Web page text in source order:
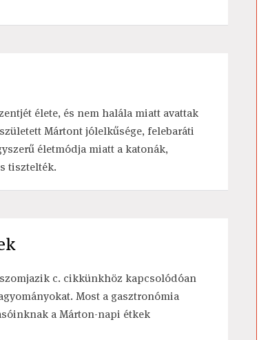
élete, és nem halála miatt avattak
Mártont jólelkűsége, felebaráti
életmódja miatt a katonák,
tisztelték.
c. cikkünkhöz kapcsolódóan
Most a gasztronómia
a Márton-napi étkek